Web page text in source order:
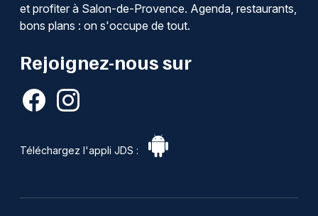
et profiter à Salon-de-Provence. Agenda, restaurants,
bons plans : on s'occupe de tout.
Rejoignez-nous sur
Téléchargez l'appli JDS :